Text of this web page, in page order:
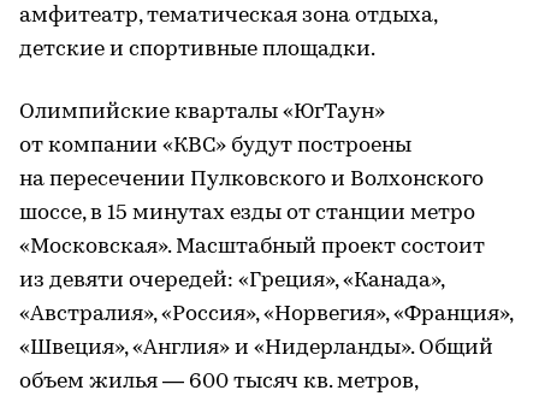
амфитеатр, тематическая зона отдыха,
детские и спортивные площадки.
Олимпийские кварталы «ЮгТаун»
от компании «КВС» будут построены
на пересечении Пулковского и Волхонского
шоссе, в 15 минутах езды от станции метро
«Московская». Масштабный проект состоит
из девяти очередей: «Греция», «Канада»,
«Австралия», «Россия», «Норвегия», «Франция»,
«Швеция», «Англия» и «Нидерланды». Общий
объем жилья — 600 тысяч кв. метров,